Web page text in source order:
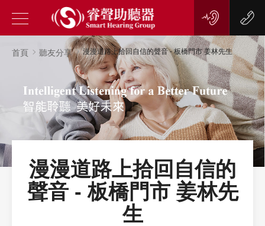
首頁 聽友分享 漫漫道路上拾回自信的聲音 - 板橋門市 姜林先生
漫漫道路上拾回自信的
聲音 - 板橋門市 姜林先
生